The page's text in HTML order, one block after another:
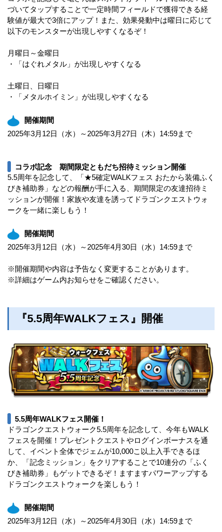
づいてタップすることで一定時間フィールドで獲得できる経
験値が最大で3倍にアップ！また、効果発動中は曜日に応じて
以下のモンスターが出現しやすくなるぞ！
月曜日～金曜日
・「はぐれメタル」が出現しやすくなる
土曜日、日曜日
・「メタルホイミン」が出現しやすくなる
開催期間
2025年3月12日（水）～2025年3月27日（木）14:59まで
コラボ記念 期間限定ともだち招待ミッション開催
5.5周年を記念して、「★5確定WALKフェス おたから装備ふく
びき補助券」などの報酬が手に入る、期間限定の友達招待ミ
ッションが開催！家族や友達を誘ってドラゴンクエストウォ
ークを一緒に楽しもう！
開催期間
2025年3月12日（水）～2025年4月30日（水）14:59まで
※開催期間や内容は予告なく変更することがあります。
※詳細はゲーム内お知らせをご確認ください。
『5.5周年WALKフェス』開催
5.5周年WALKフェス開催！
ドラゴンクエストウォーク5.5周年を記念して、今年もWALK
フェスを開催！プレゼントクエストやログインボーナスを通
して、イベント全体でジェムが10,000こ以上入手できるほ
か、「記念ミッション」をクリアすることで10連分の「ふく
びき補助券」もゲットできるぞ！ますますパワーアップする
ドラゴンクエストウォークを楽しもう！
開催期間
2025年3月12日（水）～2025年4月30日（水）14:59まで